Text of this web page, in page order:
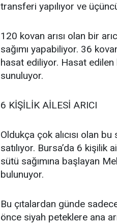
transferi yapılıyor ve
120 kovan arısı olan bir
sağımı yapabiliyor. 36
hasat ediliyor. Hasat
sunuluyor.
6 KİŞİLİK AİLESİ ARICI
Oldukça çok alıcısı olan
satılıyor. Bursa’da 6 kişilik
sütü sağımına başlayan
bulunuyor.
Bu çıtalardan günde
önce siyah peteklere ana